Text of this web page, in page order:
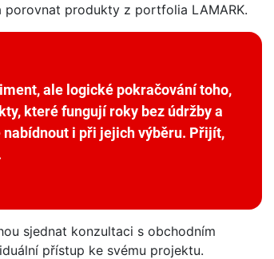
produkty z portfolia LAMARK.
ale logické pokračování toho,
které fungují roky bez údržby a
i při jejich výběru. Přijít,
sjednat konzultaci s obchodním
přístup ke svému projektu.